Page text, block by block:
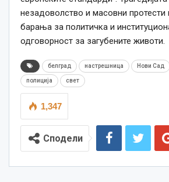
незадоволство и масовни протести
барања за политичка и
одговорност за загубените животи.
белград настрешница Нови Сад
полиција свет
1,347
Сподели